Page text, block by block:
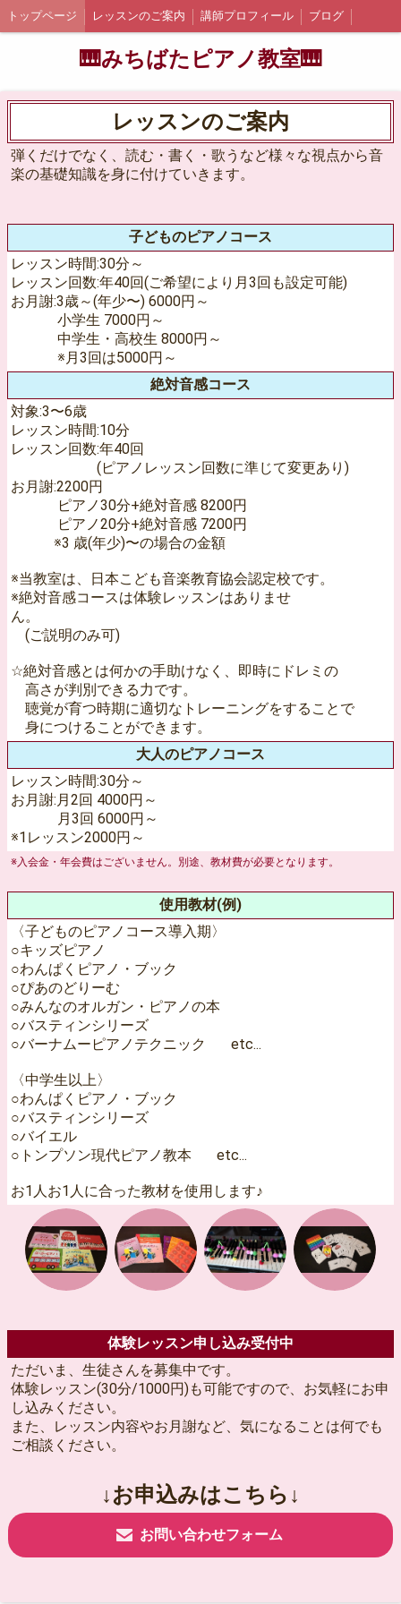
トップページ レッスンのご案内 講師プロフィール ブログ
🎹みちばたピアノ教室🎹
レッスンのご案内
弾くだけでなく、読む・書く・歌うなど様々な視点から音
楽の基礎知識を身に付けていきます。
子どものピアノコース
レッスン時間:30分～
レッスン回数:年40回(ご希望により月3回も設定可能)
お月謝:3歳～(年少〜) 6000円～
小学生 7000円～
中学生・高校生 8000円～
※月3回は5000円～
絶対音感コース
対象:3〜6歳
レッスン時間:10分
レッスン回数:年40回
(ピアノレッスン回数に準じて変更あり)
お月謝:2200円
ピアノ30分+絶対音感 8200円
ピアノ20分+絶対音感 7200円
※3 歳(年少)〜の場合の金額
※当教室は、日本こども音楽教育協会認定校です。
※絶対音感コースは体験レッスンはありませ
ん。
(ご説明のみ可)
☆絶対音感とは何かの手助けなく、即時にドレミの
高さが判別できる力です。
聴覚が育つ時期に適切なトレーニングをすることで
身につけることができます。
大人のピアノコース
レッスン時間:30分～
お月謝:月2回 4000円～
月3回 6000円～
※1レッスン2000円～
※入会金・年会費はございません。別途、教材費が必要となります。
使用教材(例)
〈子どものピアノコース導入期〉
○キッズピアノ
○わんぱくピアノ・ブック
○ぴあのどりーむ
○みんなのオルガン・ピアノの本
○バスティンシリーズ
○バーナムーピアノテクニック etc...
〈中学生以上〉
○わんぱくピアノ・ブック
○バスティンシリーズ
○バイエル
○トンプソン現代ピアノ教本 etc...
お1人お1人に合った教材を使用します♪
体験レッスン申し込み受付中
ただいま、生徒さんを募集中です。
体験レッスン(30分/1000円)も可能ですので、お気軽にお申
し込みください。
また、レッスン内容やお月謝など、気になることは何でも
ご相談ください。
↓お申込みはこちら↓
お問い合わせフォーム